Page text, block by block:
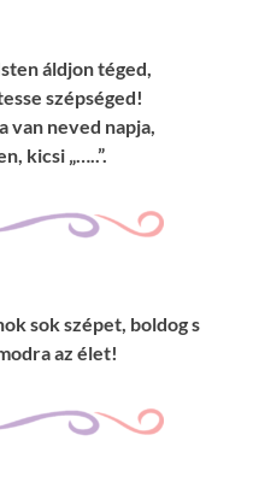
áldjon téged,
szépséged!
van neved napja,
kicsi „…..”.
sok szépet, boldog s
az élet!